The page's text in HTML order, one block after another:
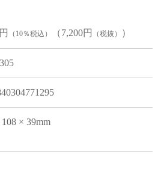
（10％税込） （7,200円 （税抜） ）
× 39mm